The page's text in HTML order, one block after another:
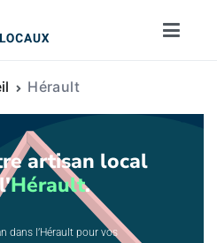
Hérault
artisan local
Hérault.
dans l’Hérault pour vos